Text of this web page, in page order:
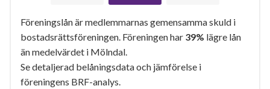
Föreningslån är medlemmarnas gemensamma skuld i
bostadsrättsföreningen. Föreningen har 39% lägre lån
än medelvärdet i Mölndal.
Se detaljerad belåningsdata och jämförelse i
föreningens BRF-analys.